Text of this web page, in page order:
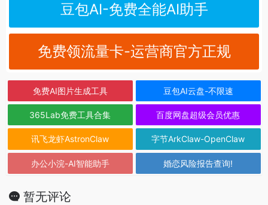
豆包AI-免费全能AI助手
免费领流量卡-运营商官方正规
免费AI图片生成工具 豆包AI云盘-不限速
365Lab免费工具合集 百度网盘超级会员优惠
讯飞龙虾AstronClaw 字节ArkClaw-OpenClaw
办公小浣-AI智能助手 婚恋风险报告查询!
暂无评论